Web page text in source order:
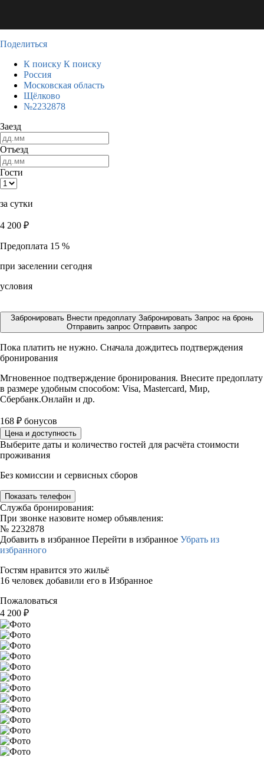
Поделиться
К поиску К поиску
Россия
Московская область
Щёлково
№2232878
Заезд
Отъезд
Гости
за сутки
4 200 ₽
Предоплата 15 %
при заселении сегодня
условия
Забронировать Внести предоплату Забронировать Запрос на бронь
Отправить запрос Отправить запрос
Пока платить не нужно. Сначала дождитесь подтверждения
бронирования
Мгновенное подтверждение бронирования. Внесите предоплату
в размере удобным способом: Visa, Mastercard, Мир,
Сбербанк.Онлайн и др.
168 ₽ бонусов
Цена и доступность
Выберите даты и количество гостей для расчёта стоимости
проживания
Без комиссии и сервисных сборов
Показать телефон
Служба бронирования:
При звонке назовите номер объявления:
№ 2232878
Добавить в избранное Перейти в избранное Убрать из
избранного
Гостям нравится это жильё
16 человек добавили его в Избранное
Пожаловаться
4 200 ₽